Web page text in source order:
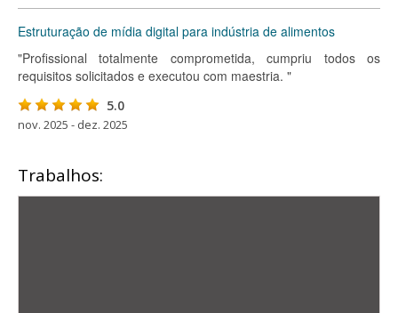
Estruturação de mídia digital para indústria de alimentos
"Profissional totalmente comprometida, cumpriu todos os
requisitos solicitados e executou com maestria. "
5.0
nov. 2025 - dez. 2025
Trabalhos: